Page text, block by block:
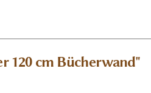
120 cm Bücherwand"